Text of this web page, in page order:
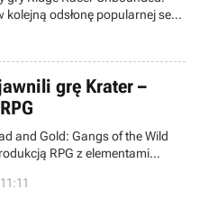
kolejną odsłonę popularnej serii
na początku marca 2012
grę Krater –
and Gold: Gangs of the Wild
RPG z elementami
wynika, że gra jest
lat jak Fallout oraz